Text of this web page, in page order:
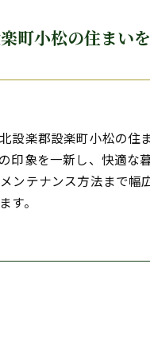
町小松の住まい
楽郡設楽町小松の
象を一新し、快適
テナンス方法まで
す。